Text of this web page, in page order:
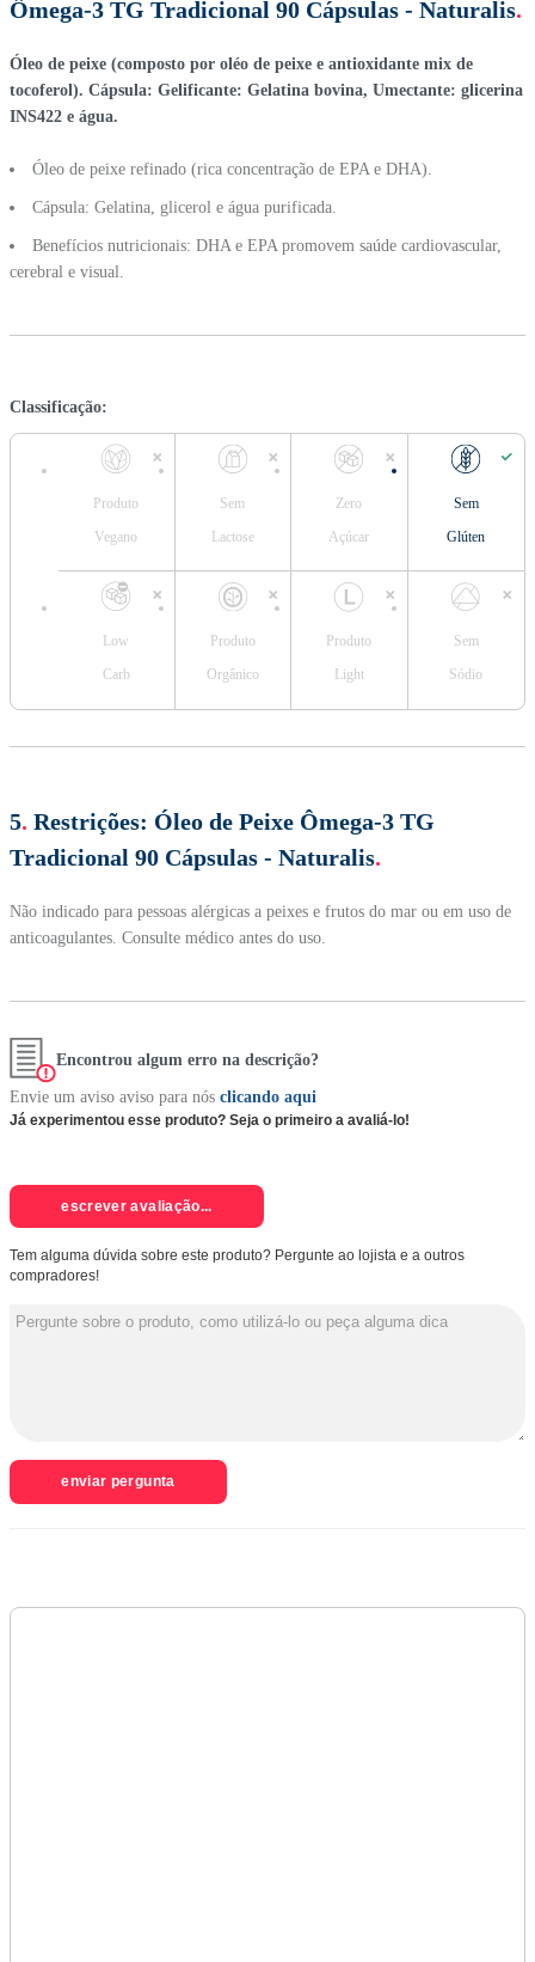
Ômega-3 TG Tradicional 90 Cápsulas - Naturalis.
Óleo de peixe (composto por oléo de peixe e antioxidante mix de
tocoferol). Cápsula: Gelificante: Gelatina bovina, Umectante: glicerina
INS422 e água.
Óleo de peixe refinado (rica concentração de EPA e DHA).
Cápsula: Gelatina, glicerol e água purificada.
Benefícios nutricionais: DHA e EPA promovem saúde cardiovascular,
cerebral e visual.
Classificação:
Produto
Vegano
Sem
Lactose
Zero
Açúcar
Sem
Glúten
Low
Carb
Produto
Orgânico
Produto
Light
Sem
Sódio
5. Restrições: Óleo de Peixe Ômega-3 TG
Tradicional 90 Cápsulas - Naturalis.
Não indicado para pessoas alérgicas a peixes e frutos do mar ou em uso de
anticoagulantes. Consulte médico antes do uso.
Encontrou algum erro na descrição?
Envie um aviso aviso para nós clicando aqui
Já experimentou esse produto? Seja o primeiro a avaliá-lo!
escrever avaliação...
Tem alguma dúvida sobre este produto? Pergunte ao lojista e a outros
compradores!
enviar pergunta